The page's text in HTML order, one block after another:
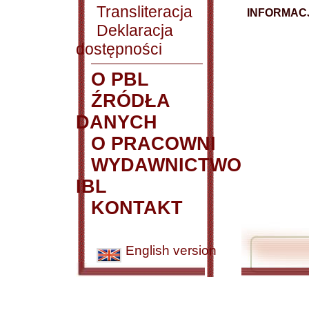
Transliteracja
Deklaracja
dostępności
O PBL
ŹRÓDŁA
DANYCH
O PRACOWNI
WYDAWNICTWO
IBL
KONTAKT
English version